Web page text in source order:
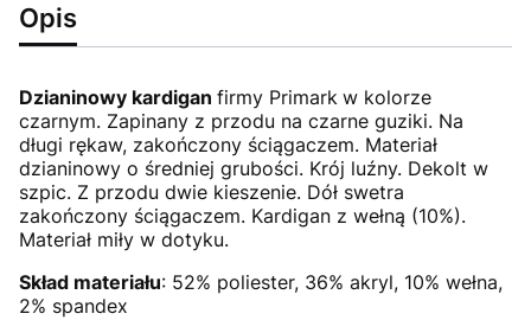
Opis
Dzianinowy kardigan firmy Primark w kolorze
czarnym. Zapinany z przodu na czarne guziki. Na
długi rękaw, zakończony ściągaczem. Materiał
dzianinowy o średniej grubości. Krój luźny. Dekolt w
szpic. Z przodu dwie kieszenie. Dół swetra
zakończony ściągaczem. Kardigan z wełną (10%).
Materiał miły w dotyku.
Skład materiału: 52% poliester, 36% akryl, 10% wełna,
2% spandex